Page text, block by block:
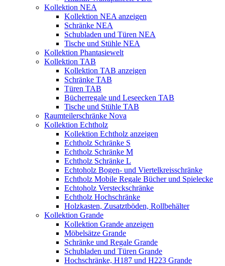
Kollektion NEA
Kollektion NEA anzeigen
Schränke NEA
Schubladen und Türen NEA
Tische und Stühle NEA
Kollektion Phantasiewelt
Kollektion TAB
Kollektion TAB anzeigen
Schränke TAB
Türen TAB
Bücherregale und Leseecken TAB
Tische und Stühle TAB
Raumteilerschränke Nova
Kollektion Echtholz
Kollektion Echtholz anzeigen
Echtholz Schränke S
Echtholz Schränke M
Echtholz Schränke L
Echtoholz Bogen- und Viertelkreisschränke
Echtholz Mobile Regale Bücher und Spielecke
Echtoholz Versteckschränke
Echtholz Hochschränke
Holzkasten, Zusatztböden, Rollbehälter
Kollektion Grande
Kollektion Grande anzeigen
Möbelsätze Grande
Schränke und Regale Grande
Schubladen und Türen Grande
Hochschränke, H187 und H223 Grande